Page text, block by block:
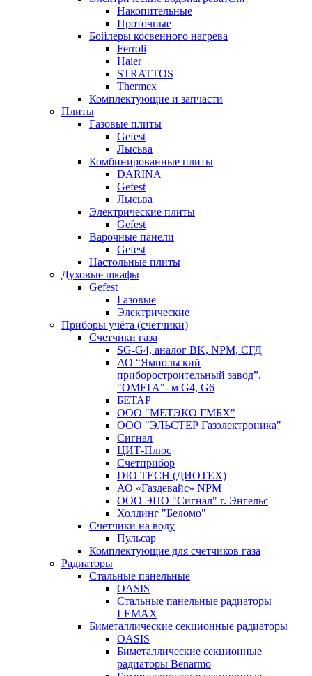
Накопительные
Проточные
Бойлеры косвенного нагрева
Ferroli
Haier
STRATTOS
Thermex
Комплектующие и запчасти
Плиты
Газовые плиты
Gefest
Лысьва
Комбинированные плиты
DARINA
Gefest
Лысьва
Электрические плиты
Gefest
Варочные панели
Gefest
Настольные плиты
Духовые шкафы
Gefest
Газовые
Электрические
Приборы учёта (счётчики)
Счетчики газа
SG-G4, аналог BK, NPM, СГД
АО “Ямпольский
приборостроительный завод”,
"ОМЕГА"- м G4, G6
БЕТАР
ООО "МЕТЭКО ГМБХ"
ООО "ЭЛЬСТЕР Газэлектроника"
Сигнал
ЦИТ-Плюс
Счетприбор
DIO TECH (ДИОТЕХ)
АО «Газдевайс» NPM
ООО ЭПО "Сигнал" г. Энгельс
Холдинг "Беломо"
Счетчики на воду
Пульсар
Комплектующие для счетчиков газа
Радиаторы
Стальные панельные
OASIS
Стальные панельные радиаторы
LEMAX
Биметаллические секционные радиаторы
OASIS
Биметаллические секционные
радиаторы Benarmo